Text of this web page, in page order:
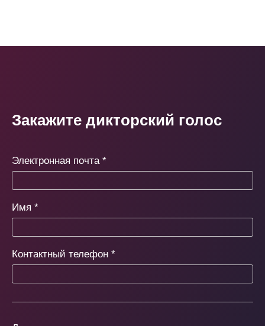
Закажите дикторский голос
Электронная почта *
Имя *
Контактный телефон *